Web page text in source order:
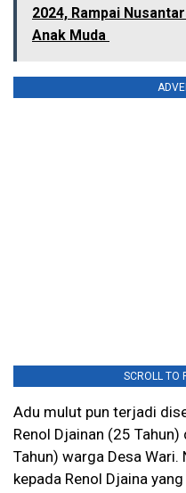
2024, Rampai
Anak Muda
SCROLL TO
Adu mulut pun terjadi
Renol Djainan (25
Tahun) warga Desa Wari.
kepada Renol Djaina